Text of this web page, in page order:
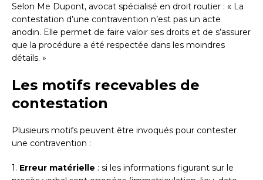
Selon Me Dupont, avocat spécialisé en droit routier : « La
contestation d’une contravention n’est pas un acte
anodin. Elle permet de faire valoir ses droits et de s’assurer
que la procédure a été respectée dans les moindres
détails. »
Les motifs recevables de
contestation
Plusieurs motifs peuvent être invoqués pour contester
une contravention :
1. Erreur matérielle : si les informations figurant sur le